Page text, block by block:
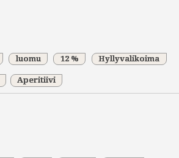
luomu 12 % Hyllyvalikoima
Aperitiivi